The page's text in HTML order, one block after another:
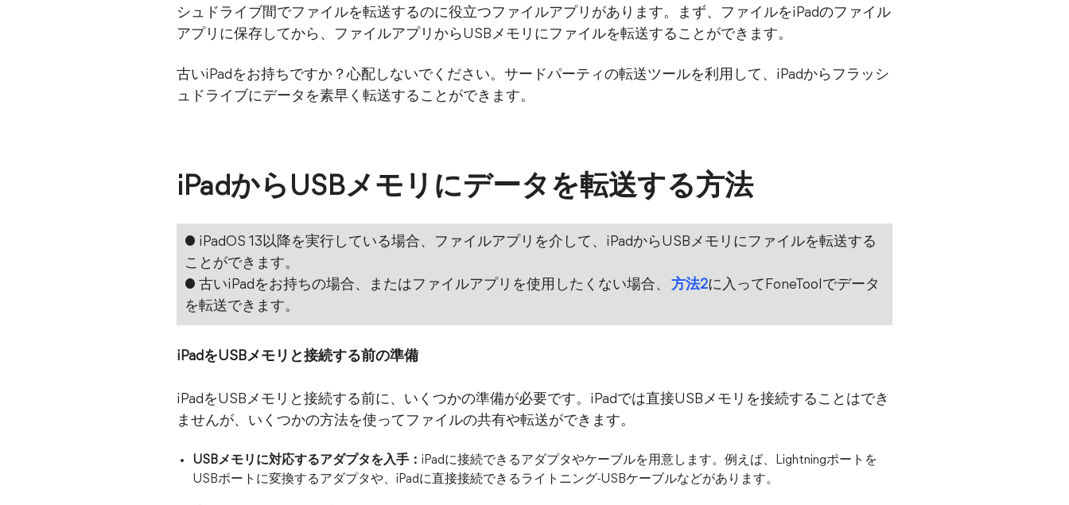
シュドライブ間でファイルを転送するのに役立つファイルアプリがあります。まず、ファイルをiPadのファイル
アプリに保存してから、ファイルアプリからUSBメモリにファイルを転送することができます。
古いiPadをお持ちですか？心配しないでください。サードパーティの転送ツールを利用して、iPadからフラッシ
ュドライブにデータを素早く転送することができます。
iPadからUSBメモリにデータを転送する方法
● iPadOS 13以降を実行している場合、ファイルアプリを介して、iPadからUSBメモリにファイルを転送する
ことができます。
● 古いiPadをお持ちの場合、またはファイルアプリを使用したくない場合、
方法2に入ってFoneToolでデータ
を転送できます。
iPadをUSBメモリと接続する前の準備
iPadをUSBメモリと接続する前に、いくつかの準備が必要です。iPadでは直接USBメモリを接続することはでき
ませんが、いくつかの方法を使ってファイルの共有や転送ができます。
USBメモリに対応するアダプタを入手： iPadに接続できるアダプタやケーブルを用意します。例えば、Lightningポートを
USBポートに変換するアダプタや、iPadに直接接続できるライトニング-USBケーブルなどがあります。